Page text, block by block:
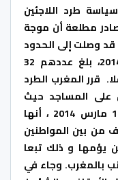
طرد اللاجئين
مطلعة أن موجة
قد وصلت إلى الحدود
المغربية، يوم الأربعاء 12 مارس 2014، بلغ عددهم 32
بينهم 8 نساء و17 طفلا. قرر المغرب الطرد
المساجد حيث
أعلنت وزارة الداخلية، يوم الجمعة 14 مارس 2014 ، أنها
من بين المواطنين
يؤمها و ذلك تبعا
بالمغرب. وجاء في